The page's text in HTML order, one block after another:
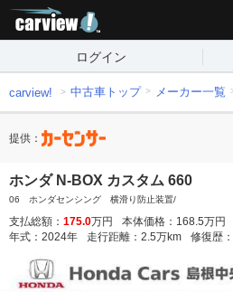
ログイン
carview! 中古車トップ メーカー一覧
提供：
ホンダ N-BOX カスタム 660
06 ホンダセンシング 横滑り防止装置/
支払総額： 175.0万円 本体価格： 168.5万円
年式： 2024年 走行距離： 2.5万km 修復歴：